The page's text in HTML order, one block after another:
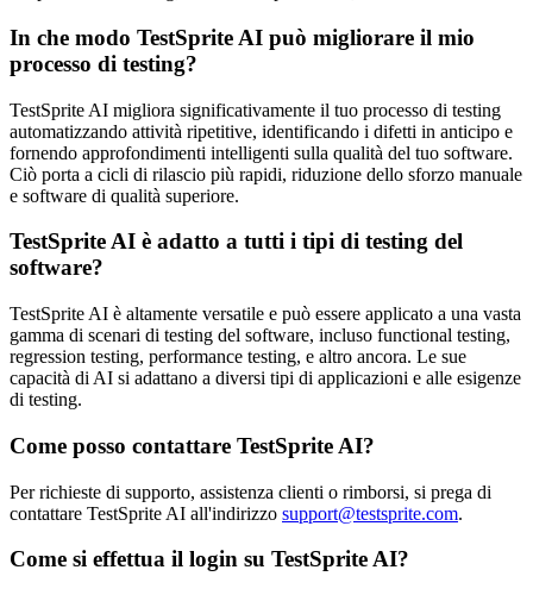
In che modo TestSprite AI può migliorare il mio
processo di testing?
TestSprite AI migliora significativamente il tuo processo di testing
automatizzando attività ripetitive, identificando i difetti in anticipo e
fornendo approfondimenti intelligenti sulla qualità del tuo software.
Ciò porta a cicli di rilascio più rapidi, riduzione dello sforzo manuale
e software di qualità superiore.
TestSprite AI è adatto a tutti i tipi di testing del
software?
TestSprite AI è altamente versatile e può essere applicato a una vasta
gamma di scenari di testing del software, incluso functional testing,
regression testing, performance testing, e altro ancora. Le sue
capacità di AI si adattano a diversi tipi di applicazioni e alle esigenze
di testing.
Come posso contattare TestSprite AI?
Per richieste di supporto, assistenza clienti o rimborsi, si prega di
contattare TestSprite AI all'indirizzo support@testsprite.com.
Come si effettua il login su TestSprite AI?